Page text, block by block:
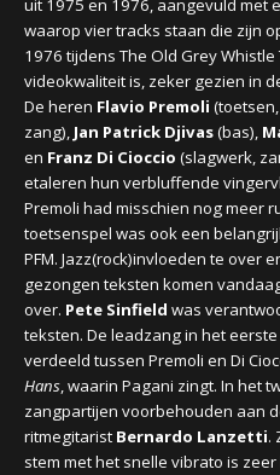
uit 1975 en 1976, aangevuld met
waarop vier tracks staan die zijn
1976 tijdens The Old Grey
videokwaliteit is, zeker gezien in
De heren Flavio Premoli
zang), Jan Patrick Djivas(bas),
en Franz Di Cioccio (slagwerk,
etaleren hun verbluffende
Premoli had misschien nog meer
toetsenspel was ook een
PFM. Jazz(rock)invloeden te over
gezongen teksten komen
over. Pete Sinfield was
teksten. De leadzang in het
verdeeld tussen Premoli en Di
Hans, waarin Pagani zingt. In het
zangpartijen voorbehouden aan
ritmegitarist Bernardo Lanzetti.
stem met het snelle vibrato is